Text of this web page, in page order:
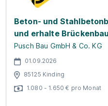
Beton- und
und erhalte
Pusch Bau GmbH & Co. KG
01.09.2026
85125 Kinding
1.080 - 1.650 € pro Monat